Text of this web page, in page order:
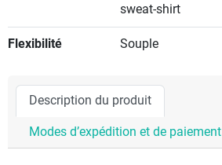
sweat-shirt
Flexibilité Souple
Description du produit
Modes d’expédition et de paiement